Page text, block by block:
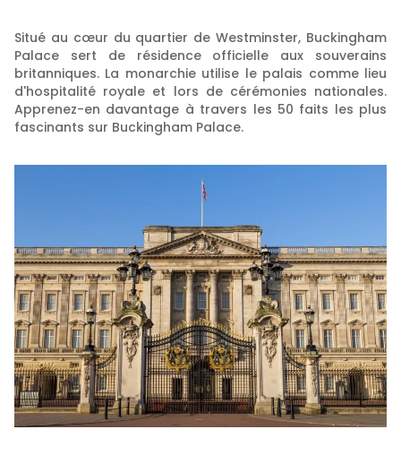
Situé au cœur du quartier de Westminster, Buckingham
Palace sert de résidence officielle aux souverains
britanniques. La monarchie utilise le palais comme lieu
d'hospitalité royale et lors de cérémonies nationales.
Apprenez-en davantage à travers les 50 faits les plus
fascinants sur Buckingham Palace.